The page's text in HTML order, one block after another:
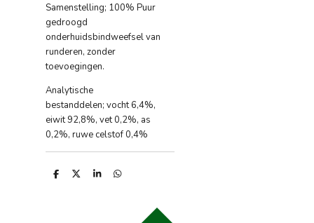
Samenstelling; 100% Puur
gedroogd
onderhuidsbindweefsel van
runderen, zonder
toevoegingen.
Analytische
bestanddelen; vocht 6,4%,
eiwit 92,8%, vet 0,2%, as
0,2%, ruwe celstof 0,4%
D
D
S
D